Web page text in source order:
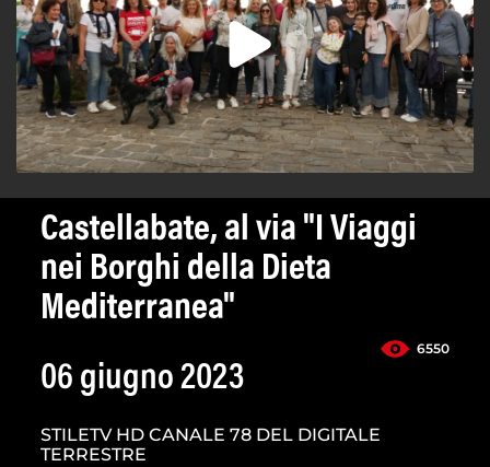
Castellabate, al via "I Viaggi
nei Borghi della Dieta
Mediterranea"
6550
06 giugno 2023
STILETV HD CANALE 78 DEL DIGITALE
TERRESTRE